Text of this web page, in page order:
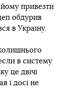
привезти
обдурив
в Україну.
в систему
це двічі
і досі не